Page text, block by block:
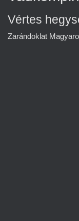
Vértes
Zarándoklat